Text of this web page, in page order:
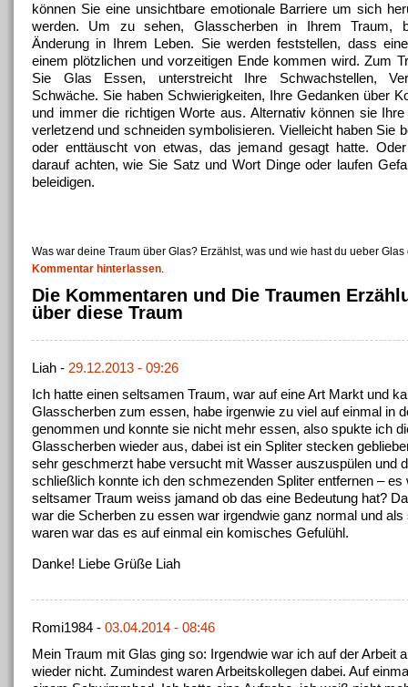
können Sie eine unsichtbare emotionale Barriere um sich
werden. Um zu sehen, Glasscherben in Ihrem Traum,
Änderung in Ihrem Leben. Sie werden feststellen, dass
einem plötzlichen und vorzeitigen Ende kommen wird.Zum
Sie Glas Essen, unterstreicht Ihre Schwachstellen,
Schwäche. Sie haben Schwierigkeiten, Ihre Gedanken über
und immer die richtigen Worte aus. Alternativ können sie
verletzend und schneiden symbolisieren. Vielleicht haben Sie
oder enttäuscht von etwas, das jemand gesagt hatte.
darauf achten, wie Sie Satz und Wort Dinge oder laufen
beleidigen.
Was war deine Traum über Glas? Erzählst, was und wie hast du ueber
Kommentar hinterlassen.
Die Kommentaren und Die Traumen
über diese Traum
Liah - 29.12.2013 - 09:26
Ich hatte einen seltsamen Traum, war auf eine Art Markt und
Glasscherben zum essen, habe irgenwie zu viel auf einmal in
genommen und konnte sie nicht mehr essen, also spukte ich
Glasscherben wieder aus, dabei ist ein Spliter stecken
sehr geschmerzt habe versucht mit Wasser auszuspülen und
schließlich konnte ich den schmezenden Spliter entfernen – es
seltsamer Traum weiss jamand ob das eine Bedeutung hat?
war die Scherben zu essen war irgendwie ganz normal und
waren war das es auf einmal ein komisches Gefulühl.
Danke! Liebe Grüße Liah
Romi1984 - 03.04.2014 - 08:46
Mein Traum mit Glas ging so: Irgendwie war ich auf der Arbeit
wieder nicht. Zumindest waren Arbeitskollegen dabei. Auf